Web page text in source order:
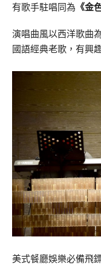
有歌手駐唱同為 《金
演唱曲風以西洋歌曲
國語經典老歌，有興
美式餐廳娛樂必備飛